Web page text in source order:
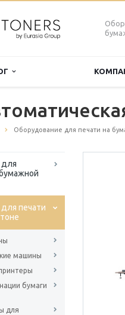
Оборудование для печати на
печати
машины
бумаги
для